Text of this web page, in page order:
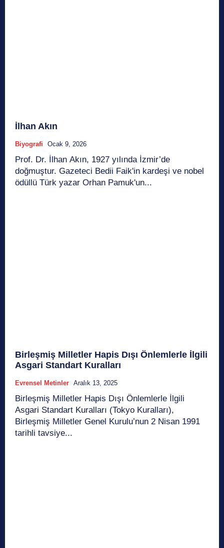
İlhan Akın
Biyografi Ocak 9, 2026
Prof. Dr. İlhan Akın, 1927 yılında İzmir’de
doğmuştur. Gazeteci Bedii Faik'in kardeşi ve nobel
ödüllü Türk yazar Orhan Pamuk'un...
Birleşmiş Milletler Hapis Dışı Önlemlerle İlgili
Asgari Standart Kuralları
Evrensel Metinler Aralık 13, 2025
Birleşmiş Milletler Hapis Dışı Önlemlerle İlgili
Asgari Standart Kuralları (Tokyo Kuralları),
Birleşmiş Milletler Genel Kurulu’nun 2 Nisan 1991
tarihli tavsiye...